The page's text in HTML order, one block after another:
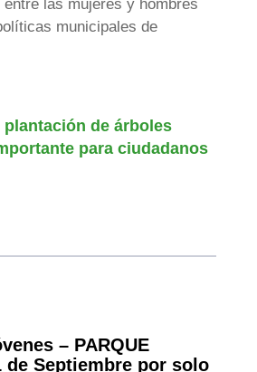
las mujeres y hombres
municipales de
plantación de árboles
para ciudadanos
– PARQUE
de Septiembre por solo